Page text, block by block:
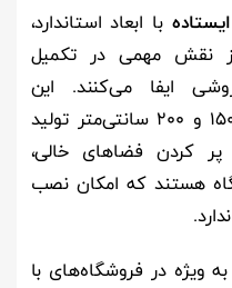
با ابعاد استاندارد،
نقش مهمی در تکمیل
ایفا می‌کنند. این
یخچال‌ها که در طول‌های ۱۰۰، ۱۵۰ و ۲۰۰ سانتی‌متر تولید
پر کردن فضاهای خالی،
هستند که امکان نصب
ویژه در فروشگاه‌های با